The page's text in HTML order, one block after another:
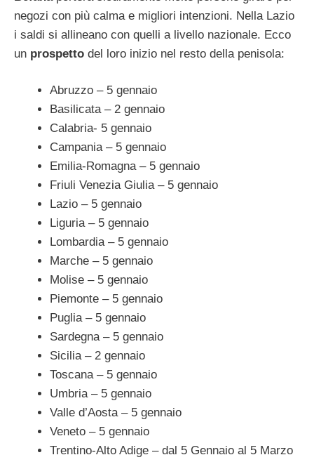
negozi con più calma e migliori intenzioni. Nella Lazio
i saldi si allineano con quelli a livello nazionale. Ecco
un prospetto del loro inizio nel resto della penisola:
Abruzzo – 5 gennaio
Basilicata – 2 gennaio
Calabria- 5 gennaio
Campania – 5 gennaio
Emilia-Romagna – 5 gennaio
Friuli Venezia Giulia – 5 gennaio
Lazio – 5 gennaio
Liguria – 5 gennaio
Lombardia – 5 gennaio
Marche – 5 gennaio
Molise – 5 gennaio
Piemonte – 5 gennaio
Puglia – 5 gennaio
Sardegna – 5 gennaio
Sicilia – 2 gennaio
Toscana – 5 gennaio
Umbria – 5 gennaio
Valle d’Aosta – 5 gennaio
Veneto – 5 gennaio
Trentino-Alto Adige – dal 5 Gennaio al 5 Marzo